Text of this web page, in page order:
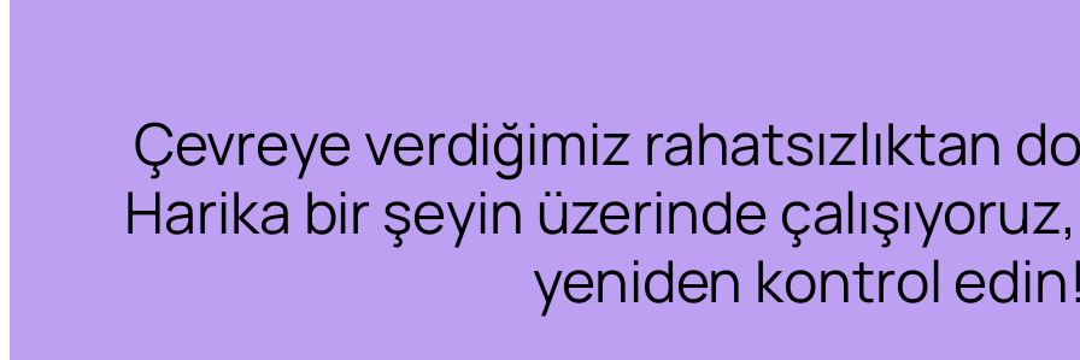
Çevreye verdiğimiz rahatsızlıktan
Harika bir şeyin üzerinde
yeniden kontrol edin!